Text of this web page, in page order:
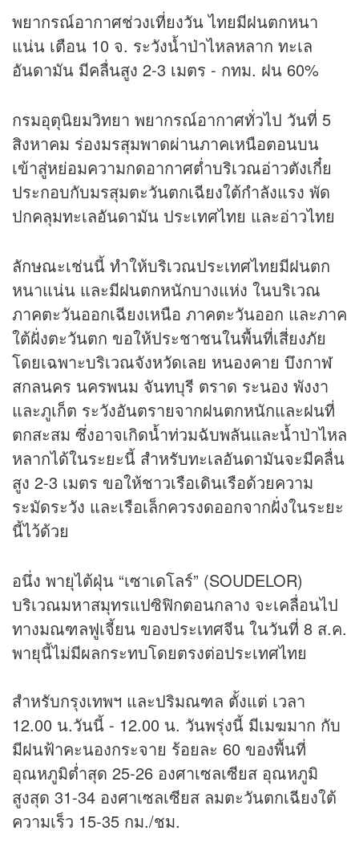
พยากรณ์อากาศช่วงเที่ยงวัน ไทยมีฝนตกหนา
แน่น เตือน 10 จ. ระวังน้ำป่าไหลหลาก ทะเล
อันดามัน มีคลื่นสูง 2-3 เมตร - กทม. ฝน 60%
กรมอุตุนิยมวิทยา พยากรณ์อากาศทั่วไป วันที่ 5
สิงหาคม ร่องมรสุมพาดผ่านภาคเหนือตอนบน
เข้าสู่หย่อมความกดอากาศต่ำบริเวณอ่าวตังเกี๋ย
ประกอบกับมรสุมตะวันตกเฉียงใต้กำลังแรง พัด
ปกคลุมทะเลอันดามัน ประเทศไทย และอ่าวไทย
ลักษณะเช่นนี้ ทำให้บริเวณประเทศไทยมีฝนตก
หนาแน่น และมีฝนตกหนักบางแห่ง ในบริเวณ
ภาคตะวันออกเฉียงเหนือ ภาคตะวันออก และภาค
ใต้ฝั่งตะวันตก ขอให้ประชาชนในพื้นที่เสี่ยงภัย
โดยเฉพาะบริเวณจังหวัดเลย หนองคาย บึงกาฬ
สกลนคร นครพนม จันทบุรี ตราด ระนอง พังงา
และภูเก็ต ระวังอันตรายจากฝนตกหนักและฝนที่
ตกสะสม ซึ่งอาจเกิดน้ำท่วมฉับพลันและน้ำป่าไหล
หลากได้ในระยะนี้ สำหรับทะเลอันดามันจะมีคลื่น
สูง 2-3 เมตร ขอให้ชาวเรือเดินเรือด้วยความ
ระมัดระวัง และเรือเล็กควรงดออกจากฝั่งในระยะ
นี้ไว้ด้วย
อนึ่ง พายุไต้ฝุ่น “เซาเดโลร์” (SOUDELOR)
บริเวณมหาสมุทรแปซิฟิกตอนกลาง จะเคลื่อนไป
ทางมณฑลฟูเจี้ยน ของประเทศจีน ในวันที่ 8 ส.ค.
พายุนี้ไม่มีผลกระทบโดยตรงต่อประเทศไทย
สำหรับกรุงเทพฯ และปริมณฑล ตั้งแต่ เวลา
12.00 น.วันนี้ - 12.00 น. วันพรุ่งนี้ มีเมฆมาก กับ
มีฝนฟ้าคะนองกระจาย ร้อยละ 60 ของพื้นที่
อุณหภูมิต่ำสุด 25-26 องศาเซลเซียส อุณหภูมิ
สูงสุด 31-34 องศาเซลเซียส ลมตะวันตกเฉียงใต้
ความเร็ว 15-35 กม./ชม.